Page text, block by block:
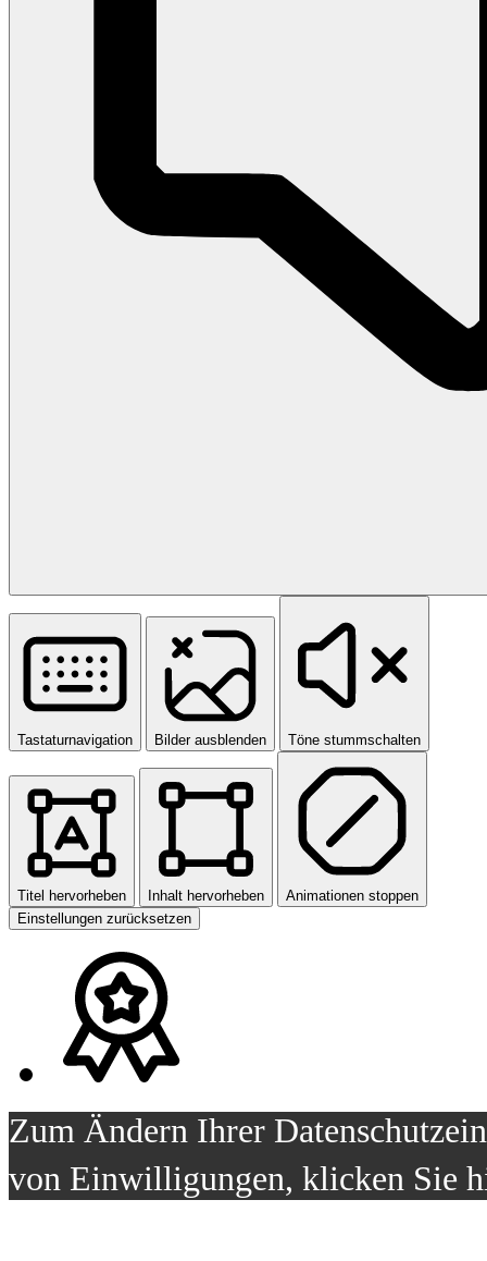
Tastaturnavigation Bilder ausblenden Töne stummschalten
Titel hervorheben Inhalt hervorheben
Animationen stoppen
Einstellungen zurücksetzen
Zum Ändern Ihrer
von Einwilligungen, klicken Sie